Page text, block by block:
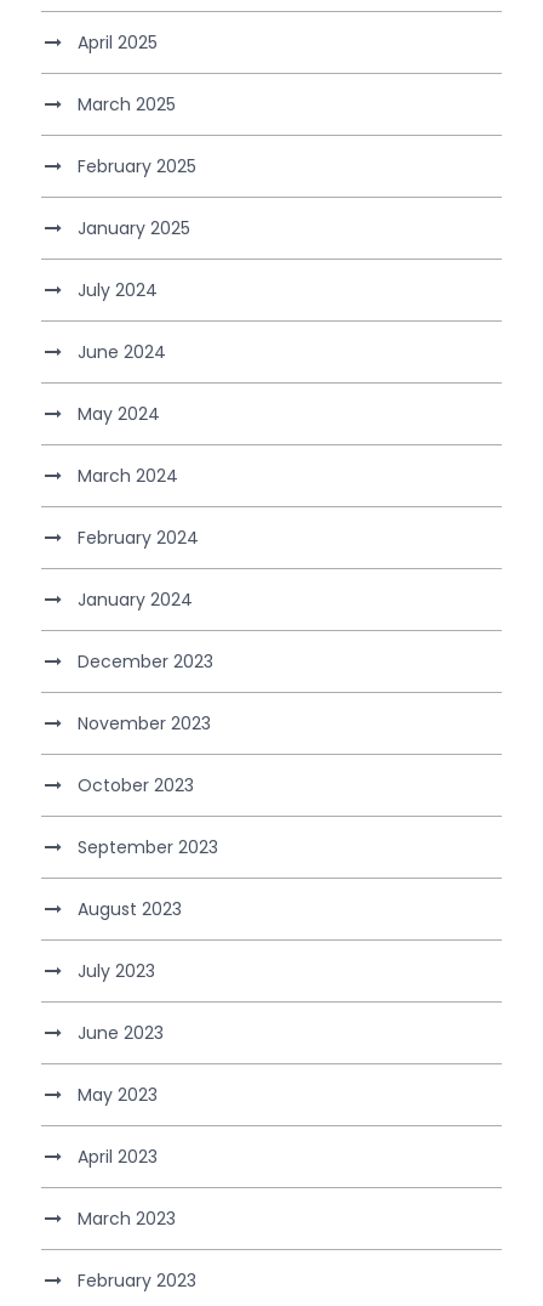
April 2025
March 2025
February 2025
January 2025
July 2024
June 2024
May 2024
March 2024
February 2024
January 2024
December 2023
November 2023
October 2023
September 2023
August 2023
July 2023
June 2023
May 2023
April 2023
March 2023
February 2023